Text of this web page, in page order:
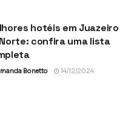
hotéis em Juazeiro
confira uma lista
Bonetto 14/12/2024